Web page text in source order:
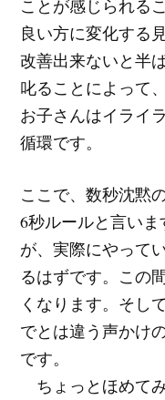
ことが感じられる
良い方に変化する
改善出来ないと半
叱ることによって
お子さんはイライ
循環です。
ここで、数秒沈黙
6秒ルールと言い
が、実際にやって
るはずです。この
くなります。そし
でとは違う声かけ
です。
ちょっとほめて